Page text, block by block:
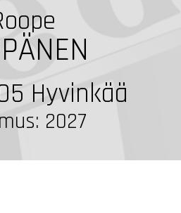
Hyvinkää
2027